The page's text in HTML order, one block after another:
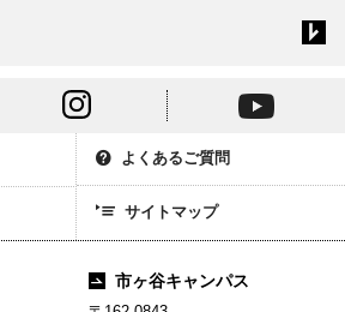
よくあるご質問
サイトマップ
市ヶ谷キャンパス